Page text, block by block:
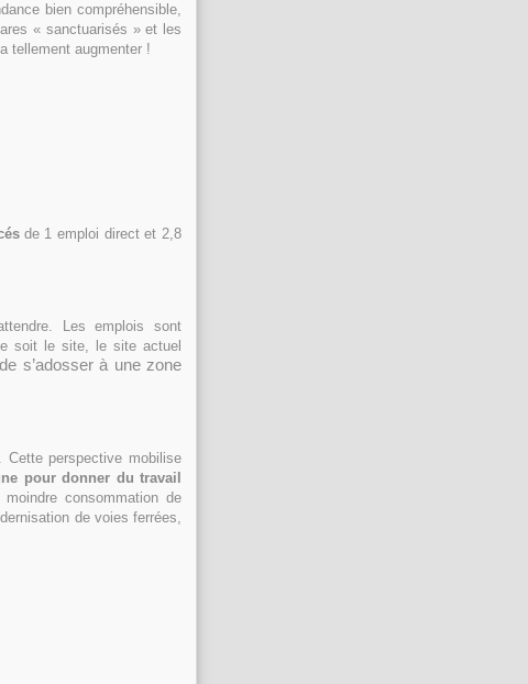
bien compréhensible,
« sanctuarisés » et les
tellement augmenter !
de 1 emploi direct et 2,8
Les emplois sont
soit le site, le site actuel
s’adosser à une zone
perspective mobilise
pour donner du travail
consommation de
de voies ferrées,